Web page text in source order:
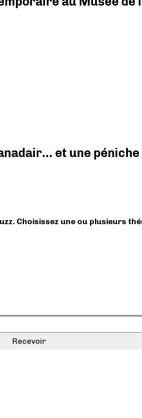
et une péniche
Choisissez une ou plusieurs